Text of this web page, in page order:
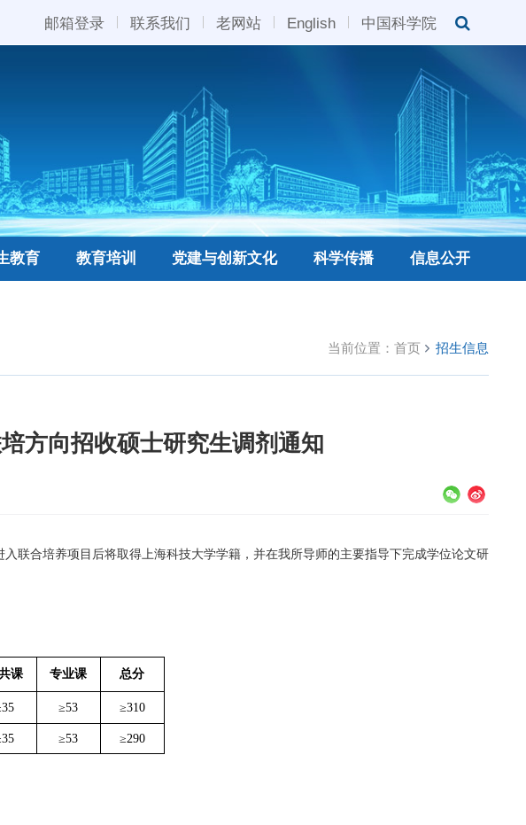
邮箱登录 联系我们 老网站 English 中国科学院
教育 教育培训 党建与创新文化 科学传播 信息公开
当前位置： 首页 招生信息
方向招收硕士研究生调剂通知
联合培养项目后将取得上海科技大学学籍，并在我所导师的主要指导下完成学位论文研
课 专业课 总分
≥53 ≥310
≥53 ≥290